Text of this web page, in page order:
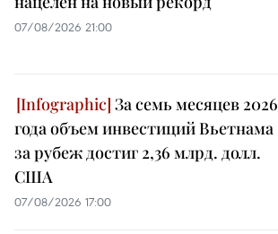
07/08/2026 21:00
За семь месяцев 2026
года объем инвестиций Вьетнама
за рубеж достиг 2,36 млрд. долл.
США
07/08/2026 17:00